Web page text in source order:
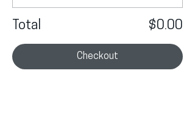
Total $0.00
Checkout